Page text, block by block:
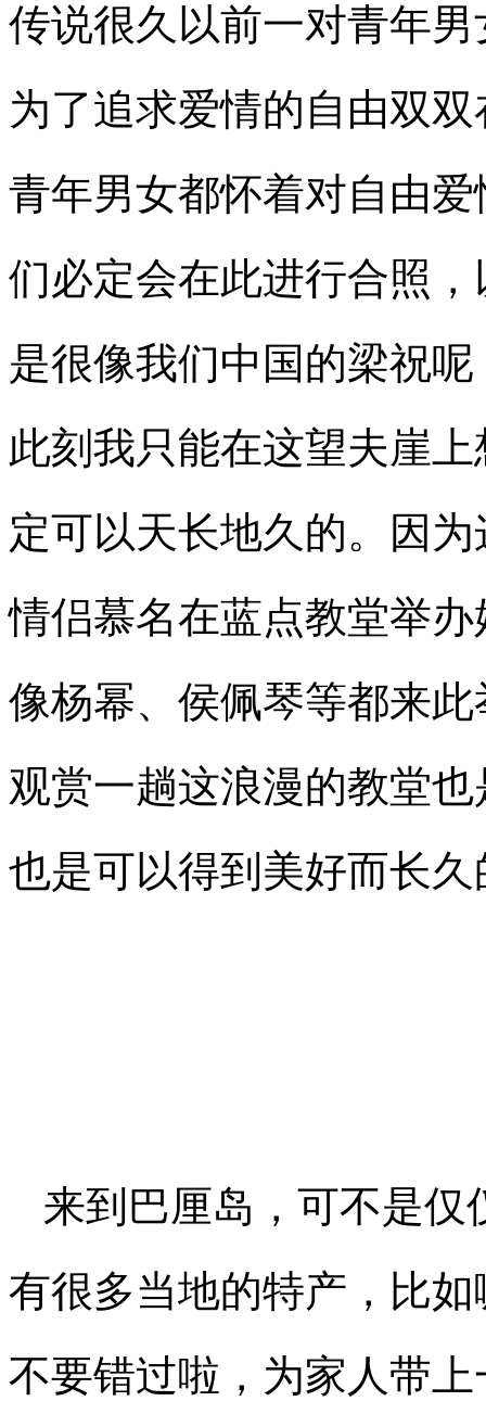
传说很久以前一对青年
为了追求爱情的自由双
青年男女都怀着对自由
们必定会在此进行合照
是很像我们中国的梁祝
此刻我只能在这望夫崖
定可以天长地久的。因
情侣慕名在蓝点教堂举
像杨幂、侯佩琴等都来
观赏一趟这浪漫的教堂
也是可以得到美好而长
来到巴厘岛，可不是仅
有很多当地的特产，比
不要错过啦，为家人带